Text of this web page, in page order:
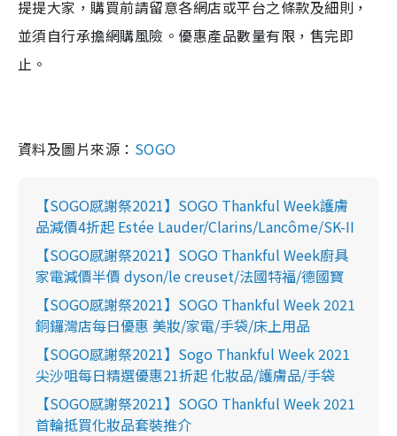
提提大家，購買前請留意各網店或平台之條款及細則，
並須自行承擔網購風險。優惠產品數量有限，售完即
止。
資料及圖片來源： SOGO
【SOGO感謝祭2021】SOGO Thankful Week護膚
品減價4折起 Estée Lauder/Clarins/Lancôme/SK-II
【SOGO感謝祭2021】SOGO Thankful Week廚具
家電減價半價 dyson/le creuset/法國特福/德國寶
【SOGO感謝祭2021】SOGO Thankful Week 2021
銅鑼灣店每日優惠 美妝/家電/手袋/床上用品
【SOGO感謝祭2021】Sogo Thankful Week 2021
尖沙咀每日精選優惠21折起 化妝品/護膚品/手袋
【SOGO感謝祭2021】SOGO Thankful Week 2021
首輪抵買化妝品套裝推介